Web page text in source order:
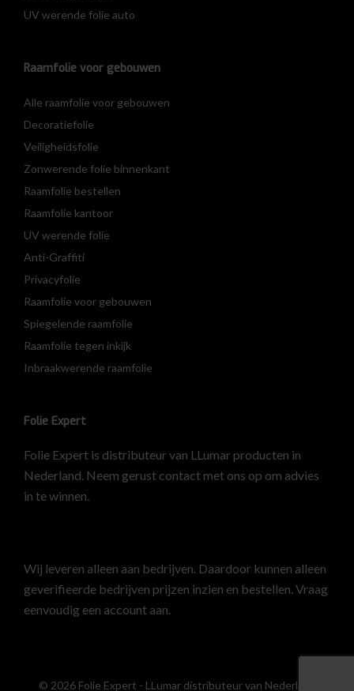
UV werende folie auto
Raamfolie voor gebouwen
Alle raamfolie voor gebouwen
Decoratiefolie
Veiligheidsfolie
Zonwerende folie binnenkant
Raamfolie bestellen
Raamfolie kantoor
UV werende folie
Anti-Graffiti
Privacyfolie
Raamfolie voor gebouwen
Spiegelende raamfolie
Raamfolie tegen inkijk
Inbraakwerende raamfolie
Folie Expert
Folie Expert is distributeur van LLumar producten in
Nederland. Neem gerust contact met ons op om advies
in te winnen.
Wij leveren alleen aan bedrijven. Daardoor kunnen alleen
geverifieerde bedrijven prijzen inzien en bestellen. Vraag
eenvoudig een account aan
© 2026 Folie Expert - LLumar distributeur van Nederland